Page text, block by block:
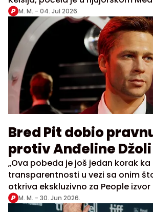
gardenu, dok zvanične potvrde da
još nema
M. M. - 04. Jul 2026.
Bred Pit dobio
protiv Anđeline Džoli
„Ova pobeda je još jedan korak ka
transparentnosti u vezi sa onim
otkriva ekskluzivno za People izvor
M. M. - 30. Jun 2026.